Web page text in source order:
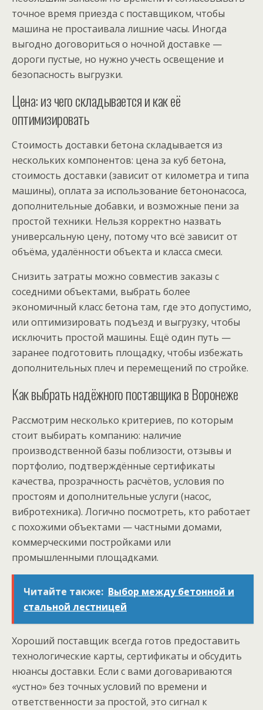
точное время приезда с поставщиком, чтобы
машина не простаивала лишние часы. Иногда
выгодно договориться о ночной доставке —
дороги пустые, но нужно учесть освещение и
безопасность выгрузки.
Цена: из чего складывается и как её
оптимизировать
Стоимость доставки бетона складывается из
нескольких компонентов: цена за куб бетона,
стоимость доставки (зависит от километра и типа
машины), оплата за использование бетононасоса,
дополнительные добавки, и возможные пени за
простой техники. Нельзя корректно назвать
универсальную цену, потому что всё зависит от
объёма, удалённости объекта и класса смеси.
Снизить затраты можно совместив заказы с
соседними объектами, выбрать более
экономичный класс бетона там, где это допустимо,
или оптимизировать подъезд и выгрузку, чтобы
исключить простой машины. Ещё один путь —
заранее подготовить площадку, чтобы избежать
дополнительных плеч и перемещений по стройке.
Как выбрать надёжного поставщика в Воронеже
Рассмотрим несколько критериев, по которым
стоит выбирать компанию: наличие
производственной базы поблизости, отзывы и
портфолио, подтверждённые сертификаты
качества, прозрачность расчётов, условия по
простоям и дополнительные услуги (насос,
вибротехника). Логично посмотреть, кто работает
с похожими объектами — частными домами,
коммерческими постройками или
промышленными площадками.
Читайте также: Выбор между бетонной и
стальной лестницей
Хороший поставщик всегда готов предоставить
технологические карты, сертификаты и обсудить
нюансы доставки. Если с вами договариваются
«устно» без точных условий по времени и
ответственности за простой, это сигнал к